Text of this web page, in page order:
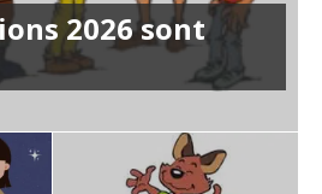
2026 sont